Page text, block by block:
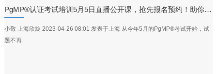
PgMP®认证考试培训5月5日直播公开课，抢先报名预约！助你职场升级！
小敬 上海欣旋 2023-04-26 08:01 发表于上海 从今年5月的PgMP®考试开始，试
题不再...